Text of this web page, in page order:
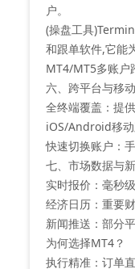
户‌。
(操盘工具
和跟单软件,它能
MT4/MT5多账户
六、跨平台与移
全终端覆盖‌：提
iOS/Android移动
快速切换账户‌：
七、市场数据与
实时报价‌：毫秒
经济日历‌：重要
新闻推送‌：部分
为何选择MT4？
执行精准‌：订单